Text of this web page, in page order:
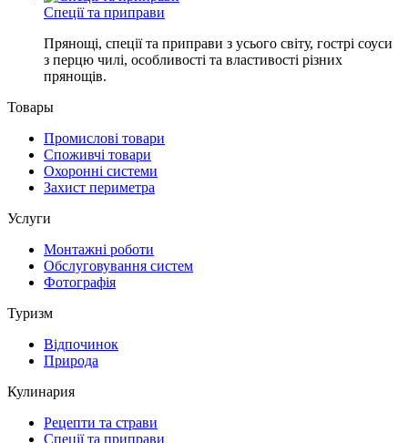
Спеції та приправи
Прянощі, спеції та приправи з усього світу, гострі соуси
з перцю чилі, особливості та властивості різних
прянощів.
Товары
Промислові товари
Споживчі товари
Охоронні системи
Захист периметра
Услуги
Монтажні роботи
Обслуговування систем
Фотографія
Туризм
Відпочинок
Природа
Кулинария
Рецепти та страви
Спеції та приправи